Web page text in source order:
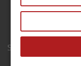
Segel & Accessoires